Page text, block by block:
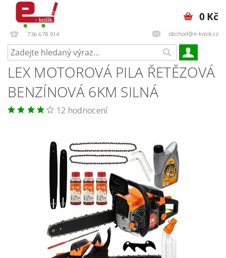
736 678 914 obchod@e-kosik.cz
0 Kč
LEX MOTOROVÁ PILA ŘETĚZOVÁ
BENZÍNOVÁ 6KM SILNÁ
12 hodnocení